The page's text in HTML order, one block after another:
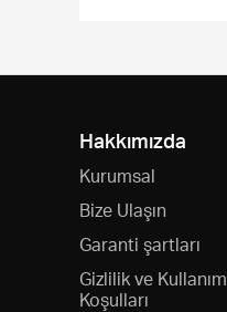
Hakkımızda
Kurumsal
Bize Ulaşın
Garanti şartları
Gizlilik ve Kullanım
Koşulları